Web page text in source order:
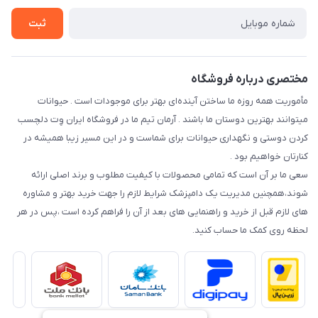
شرایط ارسال رایگان
ثبت
مختصری درباره فروشگاه
مأموریت همه روزه ما ساختن آینده‌ای بهتر برای موجودات است . حیوانات
میتوانند بهترین دوستان ما باشند . آرمان تیم ما در فروشگاه ایران وِت دلچسب
کردن دوستی و نگهداری حیوانات برای شماست و در این مسیر زیبا همیشه در
کنارتان خواهیم بود .
سعی ما بر آن است که تمامی محصولات با کیفیت مطلوب و برند اصلی ارائه
شوند،همچنین مدیریت یک دامپزشک شرایط لازم را جهت خرید بهتر و مشاوره
های لازم قبل از خرید و راهنمایی های بعد از آن را فراهم کرده است ،پس در هر
لحظه روی کمک ما حساب کنید.